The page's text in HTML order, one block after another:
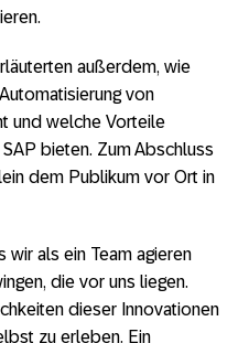
außerdem, wie
von
und welche Vorteile
bieten. Zum Abschluss
dem Publikum vor Ort in
wir als ein Team agieren
die vor uns liegen.
dieser Innovationen
zu erleben. Ein